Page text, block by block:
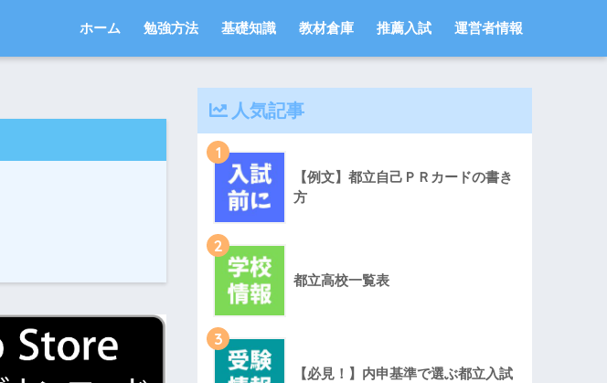
ホーム 勉強方法 基礎知識 教材倉庫 推薦入試 運営者情報
人気記事
1
【例文】都立自己ＰＲカードの書き
方
2
都立高校一覧表
3
【必見！】内申基準で選ぶ都立入試